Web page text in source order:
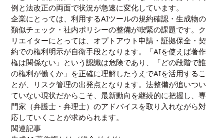
例と法改正の両面で状況が急速に変化しています。
企業にとっては、利用するAIツールの規約確認・生成物の
類似チェック・社内ポリシーの整備が喫緊の課題です。ク
リエイターにとっては、オプトアウト申請・証拠保全・契
約での権利明示が自衛手段となります。「AIを使えば著作
権は関係ない」という認識は危険であり、「どの段階で誰
の権利が働くか」を正確に理解したうえでAIを活用するこ
とが、リスク管理の出発点となります。法整備が追いつい
ていない現状だからこそ、最新動向を継続的に把握し、専
門家（弁護士・弁理士）のアドバイスを取り入れながら対
応していくことが求められます。
関連記事